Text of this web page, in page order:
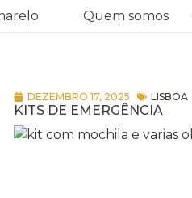
Quem somos
DEZEMBRO 17, 2025 LISBOA
KITS DE EMERGÊNCIA